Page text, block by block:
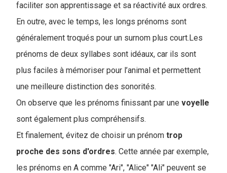
faciliter son apprentissage et sa réactivité aux ordres.
En outre, avec le temps, les longs prénoms sont
généralement troqués pour un surnom plus court.Les
prénoms de deux syllabes sont idéaux, car ils sont
plus faciles à mémoriser pour l’animal et permettent
une meilleure distinction des sonorités.
On observe que les prénoms finissant par une voyelle
sont également plus compréhensifs.
Et finalement, évitez de choisir un prénom trop
proche des sons d'ordres. Cette année par exemple,
les prénoms en A comme "Ari", "Alice" "Ali" peuvent se